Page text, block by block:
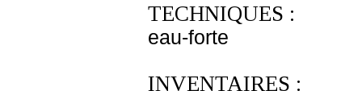
TECHNIQUES :
eau-forte
INVENTAIRES :